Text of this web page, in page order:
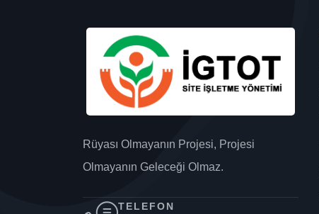
Rüyası Olmayanın Projesi, Projesi
Olmayanın Geleceği Olmaz.
TELEFON